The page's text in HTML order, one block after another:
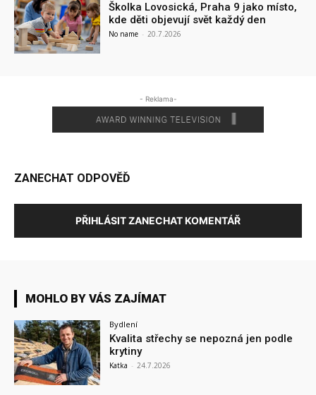
Školka Lovosická, Praha 9 jako místo,
kde děti objevují svět každý den
No name - 20.7.2026
- Reklama-
ZANECHAT ODPOVĚĎ
PŘIHLÁSIT ZANECHAT KOMENTÁŘ
MOHLO BY VÁS ZAJÍMAT
Bydlení
Kvalita střechy se nepozná jen podle
krytiny
Katka - 24.7.2026